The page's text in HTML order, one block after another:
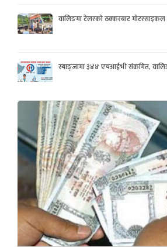
वालिङमा टेलरको ठक्करबाट
स्याङ्जामा ३४४ एचआईभी संक्रमित,